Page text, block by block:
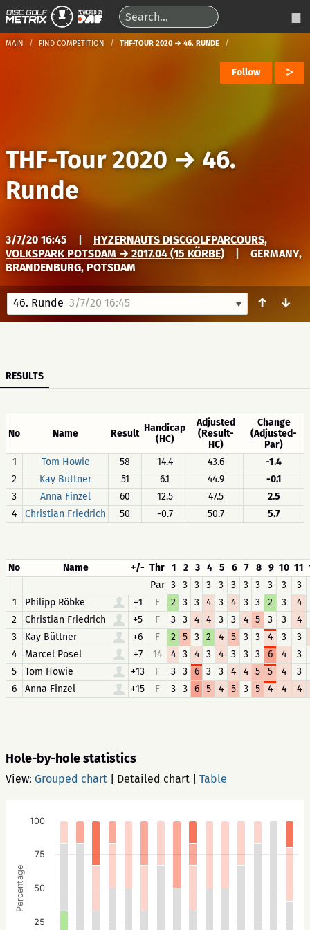
MAIN FIND COMPETITION THF-TOUR 2020 → 46. RUNDE
Follow
THF-Tour 2020 →46.
Runde
3/7/20 16:45
HYZERNAUTS DISCGOLFPARCOURS,
VOLKSPARK POTSDAM → 2017.04 (15 KÖRBE)
GERMANY,
BRANDENBURG, POTSDAM
46. Runde 3/7/20 16:45 ↑ ↓
RESULTS
No Name Result Handicap
(HC)
Adjusted
(Result-
HC)
Change
(Adjusted-
Par)
1
Tom Howie 58 14.4 43.6
-1.4
2
Kay Büttner 51 6.1 44.9
-0.1
3
Anna Finzel 60 12.5 47.5
2.5
4
Christian Friedrich 50 -0.7 50.7 5.7
No Name +/- Thr 1 2 3 4 5 6 7 8 9 10 11
Par 3 3 3 3 3 3 3 3 3 3
3
1
Philipp Röbke +1 F 2 3 3 4 3 4 3 3 2 3
4
2
Christian Friedrich +5 F 3 3 4 4 3 3 4 5 3 3
4
3
Kay Büttner +6 F 2 5 3 2 4 5 3 3 4 3
3
4
Marcel Pösel +7 14 4 3 4 3 4 3 3 3 6 4
3
5
Tom Howie +13 F 3 3 6 3 3 4 4 5 5 4
3
6
Anna Finzel +15 F 3 3 6 5 4 5 3 5 4 4 4
Hole-by-hole statistics
View: Grouped chart Detailed chart Table
Percentage
25
50
75
100